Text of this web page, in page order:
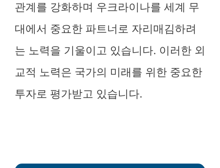
관계를 강화하며 우크라이나를 세계 무
대에서 중요한 파트너로 자리매김하려
는 노력을 기울이고 있습니다. 이러한 외
교적 노력은 국가의 미래를 위한 중요한
투자로 평가받고 있습니다.